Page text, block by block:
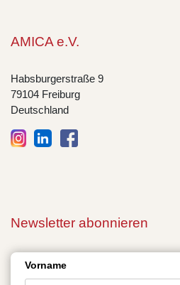
AMICA e.V.
Habsburgerstraße 9
79104 Freiburg
Deutschland
Newsletter abonnieren
Vorname